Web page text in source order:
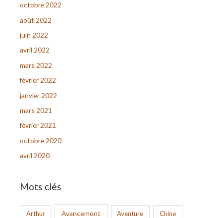
octobre 2022
août 2022
juin 2022
avril 2022
mars 2022
février 2022
janvier 2022
mars 2021
février 2021
octobre 2020
avril 2020
Mots clés
Arthur Avancement Aventure Chine